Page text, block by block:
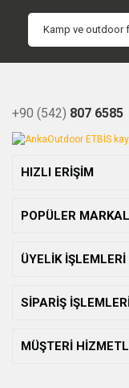
+90 (542) 807 6585
HIZLI ERİŞİM
POPÜLER
ÜYELİK İŞLEMLERİ
SİPARİŞ
MÜŞTERİ